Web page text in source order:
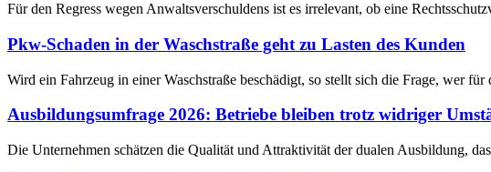
Für den Regress wegen Anwaltsverschuldens ist es irrelevant, ob eine
Pkw-Schaden in der Waschstraße geht zu Lasten des Kunden
Wird ein Fahrzeug in einer Waschstraße beschädigt, so stellt sich die Frage, wer
Ausbildungsumfrage 2026: Betriebe bleiben trotz widriger
Die Unternehmen schätzen die Qualität und Attraktivität der dualen Ausbildung,